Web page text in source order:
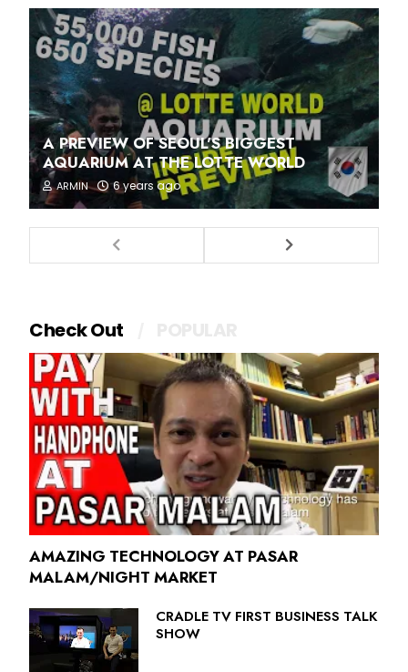
A PREVIEW OF SEOUL'S BIGGEST
AQUARIUM AT THE LOTTE WORLD
ARMIN 6 years ago
Check Out
AMAZING TECHNOLOGY AT PASAR
MALAM/NIGHT MARKET
CRADLE TV FIRST BUSINESS TALK
SHOW